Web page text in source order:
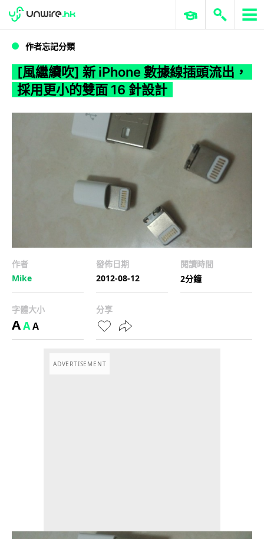
WWDC 2026 ERP 與商業 AI
作者忘記分類
[風繼續吹] 新 iPhone 數據線插頭流出，
採用更小的雙面 16 針設計
作者
Mike
發佈日期
2012-08-12
閱讀時間
2分鐘
字體大小
AAA
分享
ADVERTISEMENT